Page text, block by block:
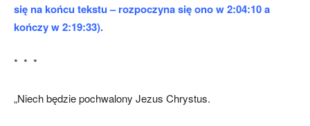
się na końcu tekstu – rozpoczyna się ono w 2:04:10 a
kończy w 2:19:33).
* * *
„Niech będzie pochwalony Jezus Chrystus.